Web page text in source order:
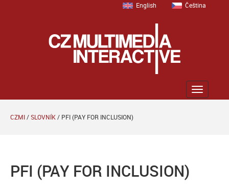
English Čeština
Zobrazit
menu
CZMI/SLOVNÍK/ PFI (PAY FOR INCLUSION)
PFI (PAY FOR INCLUSION)